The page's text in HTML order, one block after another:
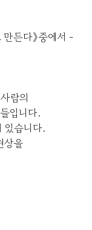
든다》중에서 -
람의
입니다.
있습니다.
상을